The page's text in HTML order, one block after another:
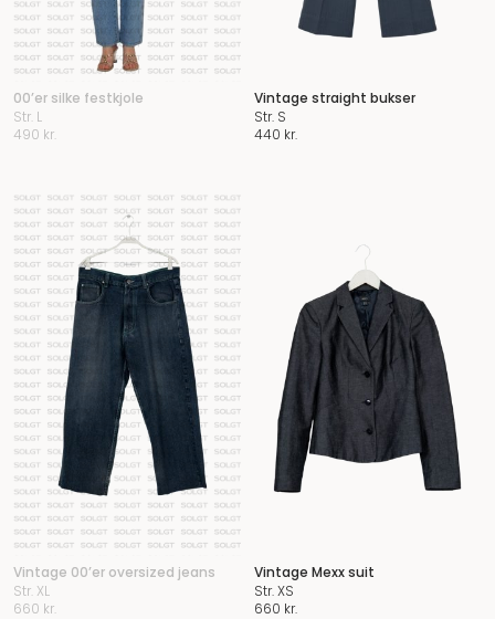
00’er silke festkjole
Str. L
490 kr.
Vintage straight bukser
Str. S
440 kr.
Vintage 00’er oversized jeans
Str. XL
660 kr.
Vintage Mexx suit
Str. XS
660 kr.